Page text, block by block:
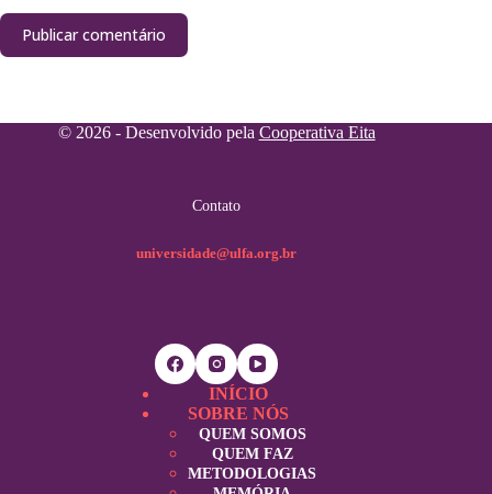
Publicar comentário
© 2026 - Desenvolvido pela Cooperativa Eita
Contato
universidade@ulfa.org.br
INÍCIO
SOBRE NÓS
QUEM SOMOS
QUEM FAZ
METODOLOGIAS